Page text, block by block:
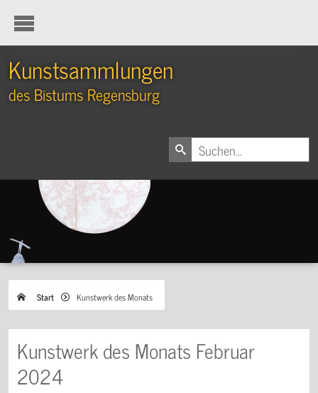
Kunstsammlungen
des Bistums Regensburg
Start Kunstwerk des Monats
Kunstwerk des Monats Februar
2024